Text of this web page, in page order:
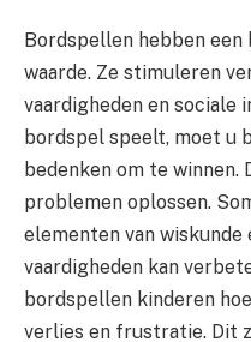
Bordspellen hebben
waarde. Ze stimuleren
vaardigheden en sociale
bordspel speelt, moet u
bedenken om te
problemen oplossen.
elementen van wiskunde
vaardigheden kan
bordspellen kinderen
verlies en frustratie. Dit